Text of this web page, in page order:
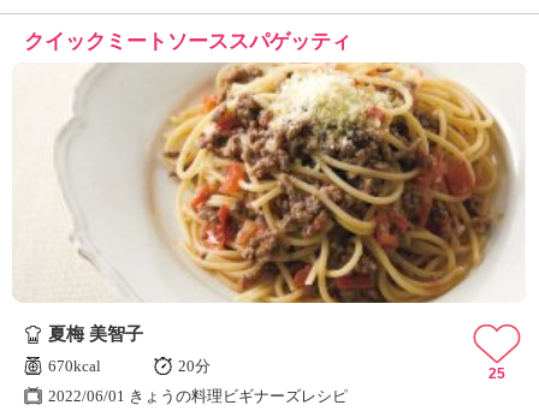
クイックミートソーススパゲッティ
夏梅 美智子
670kcal
20分
2022/06/01 きょうの料理ビギナーズレシピ
25